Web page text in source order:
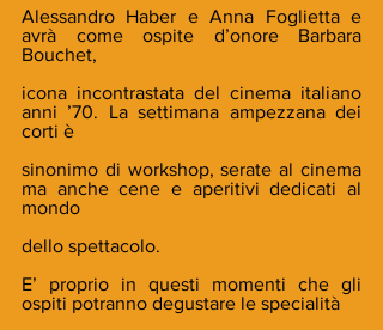
Alessandro Haber e Anna Foglietta e
avrà come ospite d’onore Barbara
Bouchet,
icona incontrastata del cinema italiano
anni ’70. La settimana ampezzana dei
corti è
sinonimo di workshop, serate al cinema
ma anche cene e aperitivi dedicati al
mondo
dello spettacolo.
E’ proprio in questi momenti che gli
ospiti potranno degustare le specialità